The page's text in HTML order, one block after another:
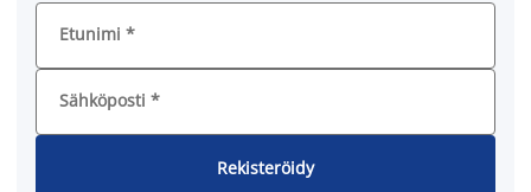
Etunimi *
Sähköposti *
Rekisteröidy